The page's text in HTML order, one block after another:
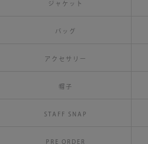
ジャケット
バッグ
アクセサリー
帽子
STAFF SNAP
PRE ORDER